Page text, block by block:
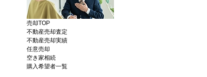
売却TOP
不動産売却査定
不動産売却実績
任意売却
空き家相続
購入希望者一覧